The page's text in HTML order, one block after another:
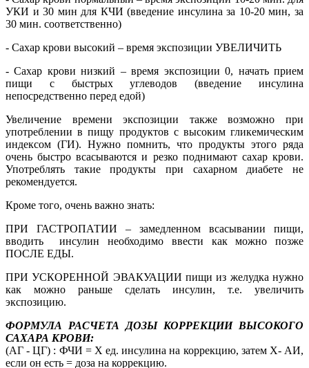
УКИ и 30 мин для КЧИ (введение инсулина за 10-20 мин, за
30 мин. соответственно)
- Сахар крови высокий – время экспозиции УВЕЛИЧИТЬ
- Сахар крови низкий – время экспозиции 0, начать прием
пищи с быстрых углеводов (введение инсулина
непосредственно перед едой)
Увеличение времени экспозиции также возможно при
употреблении в пищу продуктов с высоким гликемическим
индексом (ГИ). Нужно помнить, что продукты этого ряда
очень быстро всасываются и резко поднимают сахар крови.
Употреблять такие продукты при сахарном диабете не
рекомендуется.
Кроме того, очень важно знать:
ПРИ ГАСТРОПАТИИ – замедленном всасывании пищи,
вводить инсулин необходимо ввести как можно позже
ПОСЛЕ ЕДЫ.
ПРИ УСКОРЕННОЙ ЭВАКУАЦИИ пищи из желудка нужно
как можно раньше сделать инсулин, т.е. увеличить
экспозицию.
ФОРМУЛА РАСЧЕТА ДОЗЫ КОРРЕКЦИИ ВЫСОКОГО
САХАРА КРОВИ:
(АГ - ЦГ) : ФЧИ = Х ед. инсулина на коррекцию, затем Х- АИ,
если он есть = доза на коррекцию.